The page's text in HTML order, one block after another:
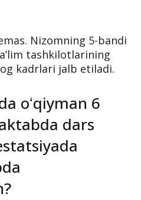
Nizomning 5-bandi
tashkilotlarining
kadrlari jalb etiladi.
oʻqiyman 6
dars